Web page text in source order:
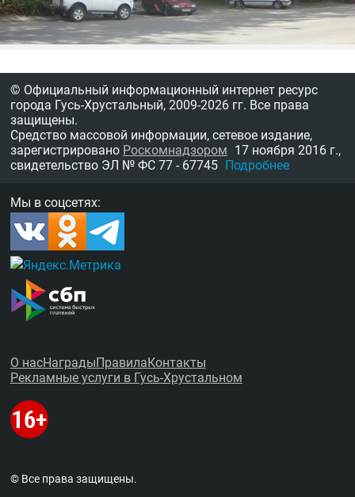
© Официальный информационный интернет ресурс
города Гусь-Хрустальный, 2009-2026 гг. Все права
защищены.
Средство массовой информации, сетевое издание,
зарегистрировано Роскомнадзором 17 ноября 2016 г.,
свидетельство ЭЛ № ФС 77 - 67745 Подробнее
Мы в соцсетях:
О насНаградыПравилаКонтакты
Рекламные услуги в Гусь-Хрустальном
© Все права защищены.